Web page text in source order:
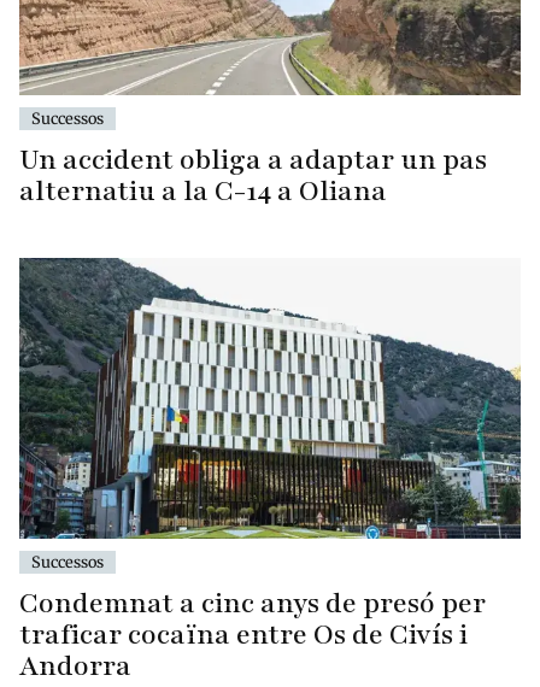
Successos
Un accident obliga a adaptar un pas
alternatiu a la C-14 a Oliana
Successos
Condemnat a cinc anys de presó per
traficar cocaïna entre Os de Civís i
Andorra